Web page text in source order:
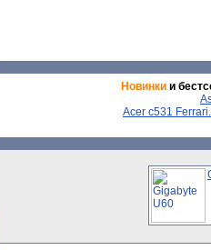
Новинки и
Acer с531